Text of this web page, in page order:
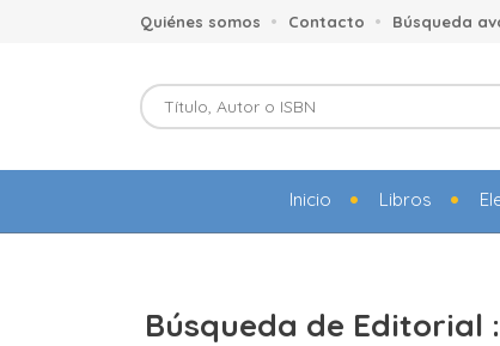
Quiénes somos Contacto Búsqueda
Inicio Libros
Búsqueda de Editorial :